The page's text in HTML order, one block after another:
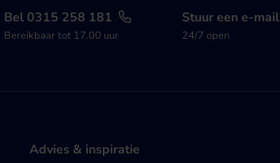
Bel 0315 258 181
Bereikbaar tot 17.00 uur
Stuur een e-mail
24/7 open
Advies & inspiratie